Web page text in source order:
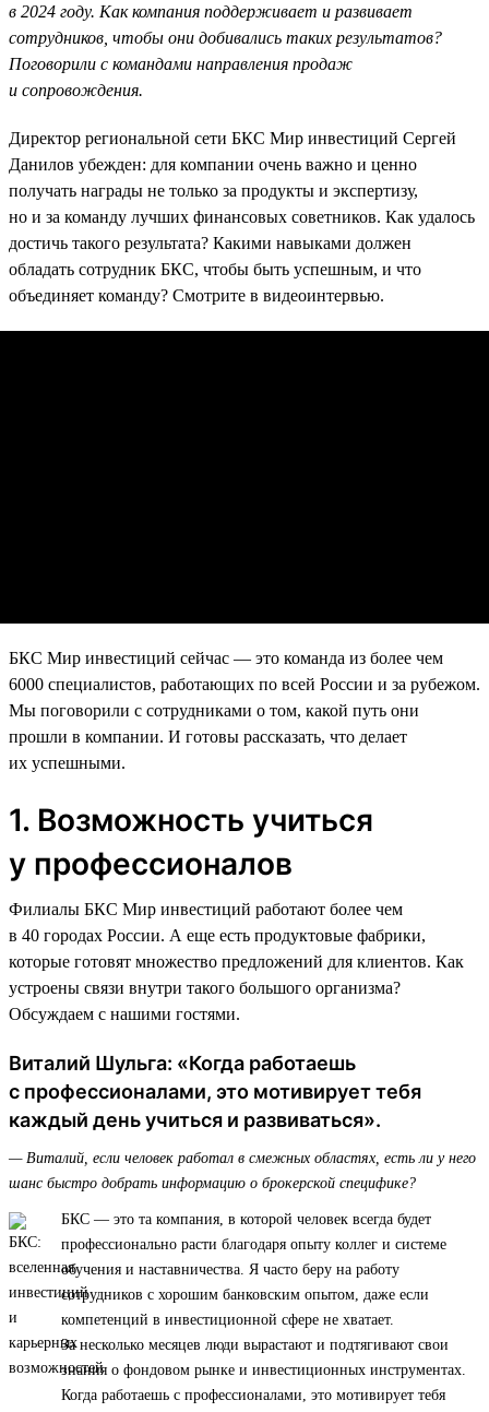
в 2024 году. Как компания поддерживает и развивает
сотрудников, чтобы они добивались таких результатов?
Поговорили с командами направления продаж
и сопровождения.
Директор региональной сети БКС Мир инвестиций Сергей
Данилов убежден: для компании очень важно и ценно
получать награды не только за продукты и экспертизу,
но и за команду лучших финансовых советников. Как удалось
достичь такого результата? Какими навыками должен
обладать сотрудник БКС, чтобы быть успешным, и что
объединяет команду? Смотрите в видеоинтервью.
БКС Мир инвестиций сейчас — это команда из более чем
6000 специалистов, работающих по всей России и за рубежом.
Мы поговорили с сотрудниками о том, какой путь они
прошли в компании. И готовы рассказать, что делает
их успешными.
1. Возможность учиться
у профессионалов
Филиалы БКС Мир инвестиций работают более чем
в 40 городах России. А еще есть продуктовые фабрики,
которые готовят множество предложений для клиентов. Как
устроены связи внутри такого большого организма?
Обсуждаем с нашими гостями.
Виталий Шульга: «Когда работаешь
с профессионалами, это мотивирует тебя
каждый день учиться и развиваться».
— Виталий, если человек работал в смежных областях, есть ли у него
шанс быстро добрать информацию о брокерской специфике?
БКС — это та компания, в которой человек всегда будет
профессионально расти благодаря опыту коллег и системе
обучения и наставничества. Я часто беру на работу
сотрудников с хорошим банковским опытом, даже если
компетенций в инвестиционной сфере не хватает.
За несколько месяцев люди вырастают и подтягивают свои
знания о фондовом рынке и инвестиционных инструментах.
Когда работаешь с профессионалами, это мотивирует тебя